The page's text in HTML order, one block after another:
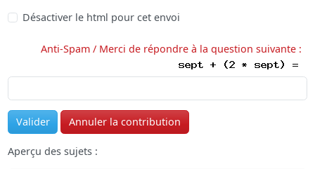
Désactiver le html pour cet envoi
Anti-Spam / Merci de répondre à la question suivante :
Aperçu des sujets :